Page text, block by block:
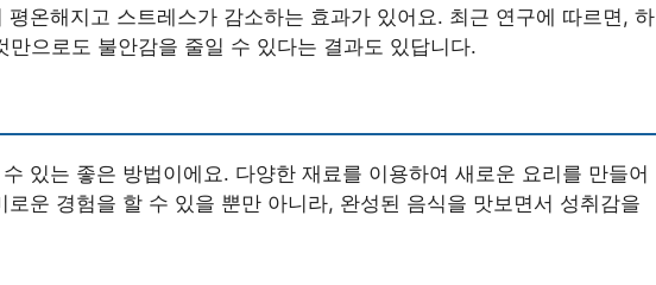
평온해지고 스트레스가 감소하는 효과가 있어요. 최근 연구에 따르면, 하
만으로도 불안감을 줄일 수 있다는 결과도 있답니다.
있는 좋은 방법이에요. 다양한 재료를 이용하여 새로운 요리를 만들어
로운 경험을 할 수 있을 뿐만 아니라, 완성된 음식을 맛보면서 성취감을